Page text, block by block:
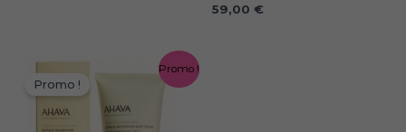
59,00 €
Promo !
Promo !
Le
prix
initial
était :
39,00 €.
est :
27,30 €.